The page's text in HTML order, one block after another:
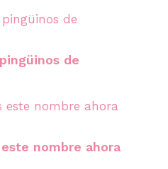
de
nombre ahora